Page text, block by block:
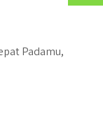
Padamu,